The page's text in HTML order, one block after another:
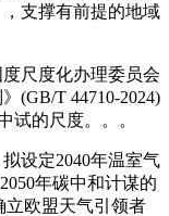
支撑有前提的地域
尺度化办理委员会
(GB/T 44710-2024)
试的尺度。。。
设定2040年温室气
年碳中和计谋的
立欧盟天气引领者